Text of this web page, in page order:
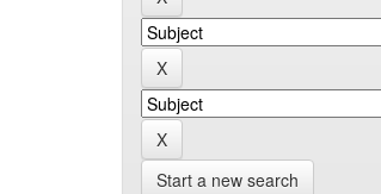
Start a new search